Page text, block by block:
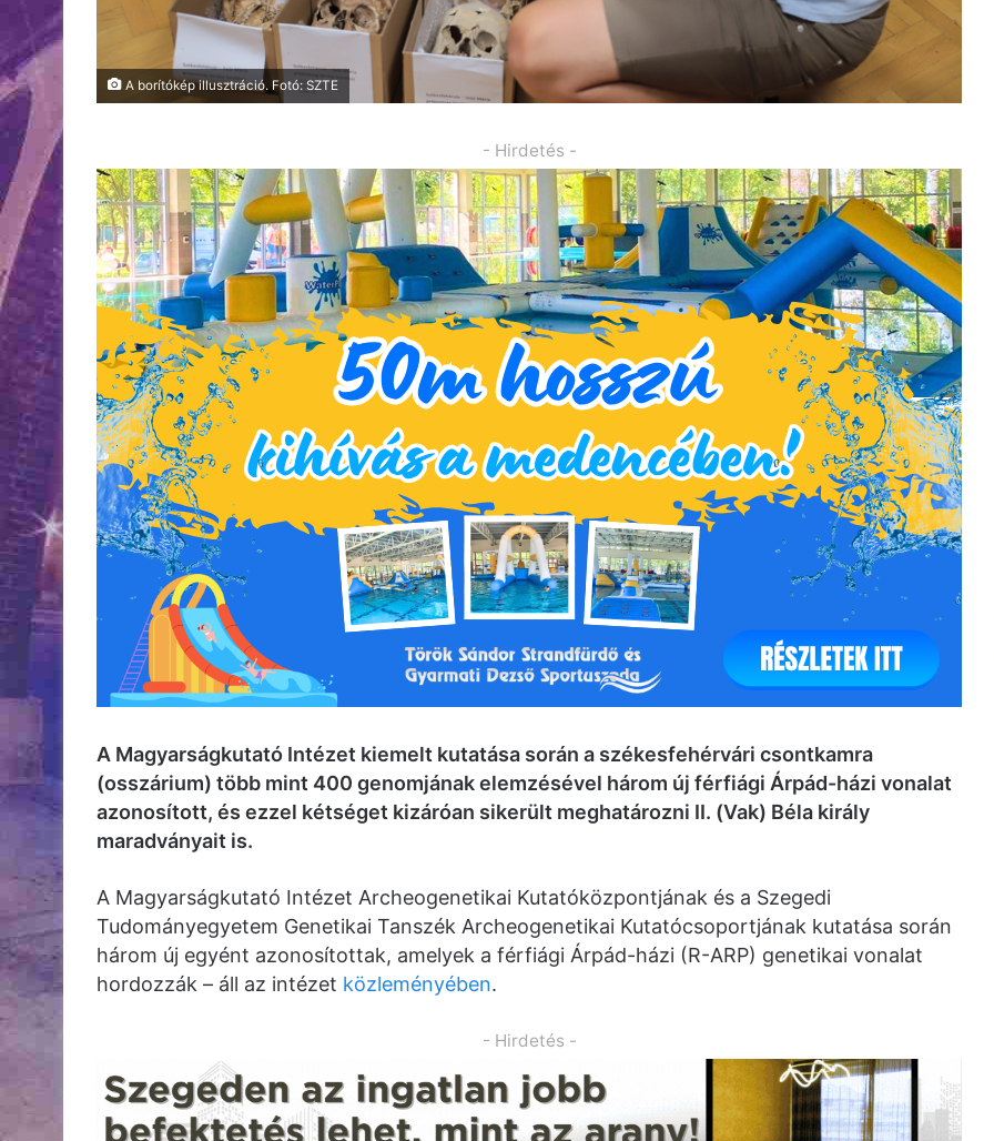
A borítókép illusztráció. Fotó: SZTE
- Hirdetés -
A Magyarságkutató Intézet kiemelt kutatása során a székesfehérvári csontkamra
(osszárium) több mint 400 genomjának elemzésével három új férfiági Árpád-házi vonalat
azonosított, és ezzel kétséget kizáróan sikerült meghatározni II. (Vak) Béla király
maradványait is.
A Magyarságkutató Intézet Archeogenetikai Kutatóközpontjának és a Szegedi
Tudományegyetem Genetikai Tanszék Archeogenetikai Kutatócsoportjának kutatása során
három új egyént azonosítottak, amelyek a férfiági Árpád-házi (R-ARP) genetikai vonalat
hordozzák – áll az intézet közleményében.
- Hirdetés -